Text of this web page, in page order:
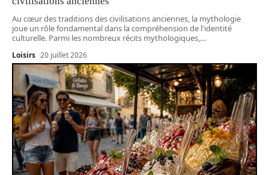
Au cœur des traditions des civilisations anciennes, la mythologie
joue un rôle fondamental dans la compréhension de l'identité
culturelle. Parmi les nombreux récits mythologiques,…
Loisirs 20 juillet 2026